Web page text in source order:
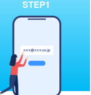
STEP1